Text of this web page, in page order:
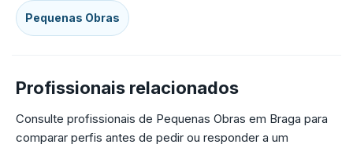
Pequenas Obras
Profissionais relacionados
Consulte profissionais de Pequenas Obras em Braga para
comparar perfis antes de pedir ou responder a um